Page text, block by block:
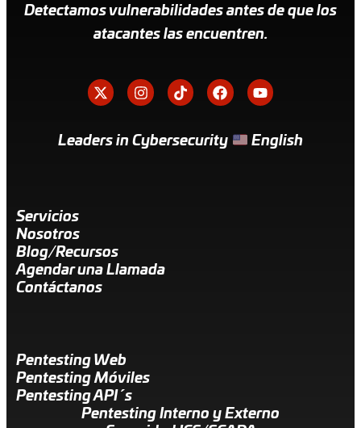
Detectamos vulnerabilidades antes de que los
atacantes las encuentren.
Leaders in Cybersecurity English
Servicios
Nosotros
Blog/Recursos
Agendar una Llamada
Contáctanos
Pentesting Web
Pentesting Móviles
Pentesting API´s
Pentesting Interno y Externo